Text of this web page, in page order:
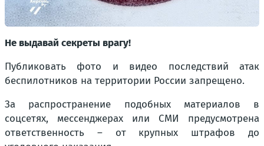
Не выдавай секреты врагу!
Публиковать фото и видео последствий атак
беспилотников на территории России запрещено.
За распространение подобных материалов в
соцсетях, мессенджерах или СМИ предусмотрена
ответственность – от крупных штрафов до